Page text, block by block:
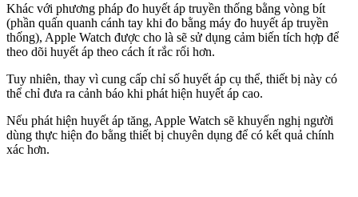
Khác với phương pháp đo huyết áp truyền thống bằng vòng bít
(phần quấn quanh cánh tay khi đo bằng máy đo huyết áp truyền
thống), Apple Watch được cho là sẽ sử dụng cảm biến tích hợp để
theo dõi huyết áp theo cách ít rắc rối hơn.
Tuy nhiên, thay vì cung cấp chỉ số huyết áp cụ thể, thiết bị này có
thể chỉ đưa ra cảnh báo khi phát hiện huyết áp cao.
Nếu phát hiện huyết áp tăng, Apple Watch sẽ khuyến nghị người
dùng thực hiện đo bằng thiết bị chuyên dụng để có kết quả chính
xác hơn.